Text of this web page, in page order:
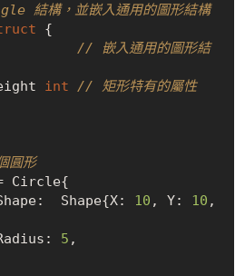
結構，並嵌入通用的圖形結構
{
// 嵌入通用的圖形結
int
// 矩形特有的屬性
圓形
Shape:  Shape{X:
10 , Y: 10 ,
Radius:
5 ,